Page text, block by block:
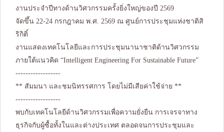
งานประจำปีทางด้านวิศวกรรมครั้งยิ่งใหญ่ของปี 2569
จัดขึ้น 22-24 กรกฎาคม พ.ศ. 2569 ณ ศูนย์การประชุมแห่งชาติสิ
ริกิติ์
งานแสดงเทคโนโลยีและการประชุมนานาชาติด้านวิศวกรรม
ภายใต้แนวคิด “Intelligent Engineering For Sustainable Future”
------------------
** สัมมนา และชมนิทรรศการ โดยไม่มีเสียค่าใช้จ่าย **
------------------
พบกับเทคโนโลยีด้านวิศวกรรมเพื่อความยั่งยืน การเจรจาทาง
ธุรกิจกับผู้ซื้อทั้งในและต่างประเทศ ตลอดจนการประชุมและ